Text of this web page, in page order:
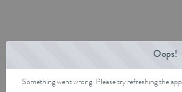
Oops!
Something went wrong. Please try refreshing the app